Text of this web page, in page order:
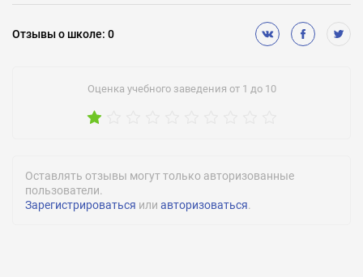
Отзывыо школе: 0
Оценка учебного заведения от 1 до 10
Оставлять отзывы могут только авторизованные
пользователи.
Зарегистрироваться или авторизоваться.